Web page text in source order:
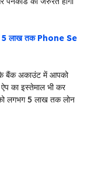
5 लाख तक Phone Se
बैंक अकाउंट में आपको
का इस्तेमाल भी कर
लगभग 5 लाख तक लोन